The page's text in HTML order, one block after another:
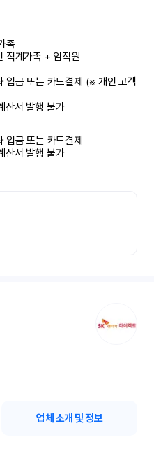
족
직계가족 + 임직원
입금 또는 카드결제 (※ 개인 고객
산서 발행 불가
입금 또는 카드결제
산서 발행 불가
업체 소개 및 정보